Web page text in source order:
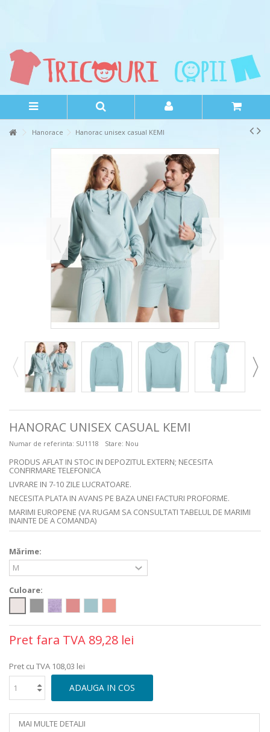
Hanorace Hanorac unisex casual KEMI
HANORAC UNISEX CASUAL KEMI
Numar de referinta: SU1118 Stare: Nou
PRODUS AFLAT IN STOC IN DEPOZITUL EXTERN; NECESITA
CONFIRMARE TELEFONICA
LIVRARE IN 7-10 ZILE LUCRATOARE.
NECESITA PLATA IN AVANS PE BAZA UNEI FACTURI PROFORME.
MARIMI EUROPENE (VA RUGAM SA CONSULTATI TABELUL DE MARIMI
INAINTE DE A COMANDA)
Mărime:
Culoare:
Pret fara TVA 89,28 lei
Pret cu TVA 108,03 lei
ADAUGA IN COS
MAI MULTE DETALII